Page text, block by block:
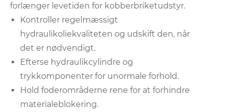
forlænger levetiden for kobberbriketudstyr.
Kontroller regelmæssigt
hydraulikoliekvaliteten og udskift den, når
det er nødvendigt.
Efterse hydraulikcylindre og
trykkomponenter for unormale forhold.
Hold foderområderne rene for at forhindre
materialeblokering.